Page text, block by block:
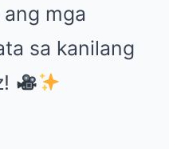
mga
sa kanilang